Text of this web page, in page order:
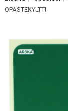
OPASTEKYLTTI